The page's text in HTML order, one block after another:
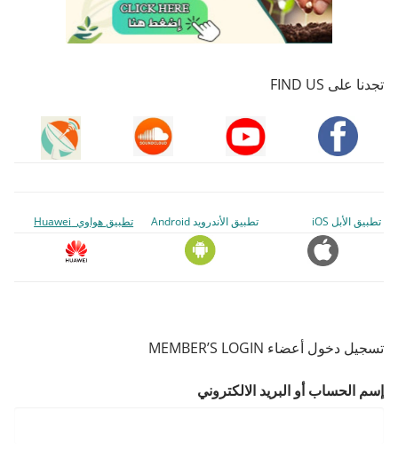
تجدنا على FIND US
تطبيق الأبل iOS تطبيق الأندرويد Android تطبيق هواوي Huawei
تسجيل دخول أعضاء MEMBER’S LOGIN
إسم الحساب أو البريد الالكتروني